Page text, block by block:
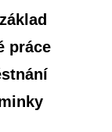
práce